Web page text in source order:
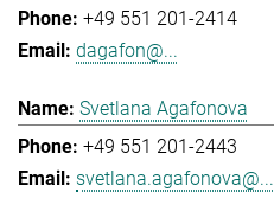
+49 551 201-2414
dagafon@...
Svetlana Agafonova
+49 551 201-2443
svetlana.agafonova@...